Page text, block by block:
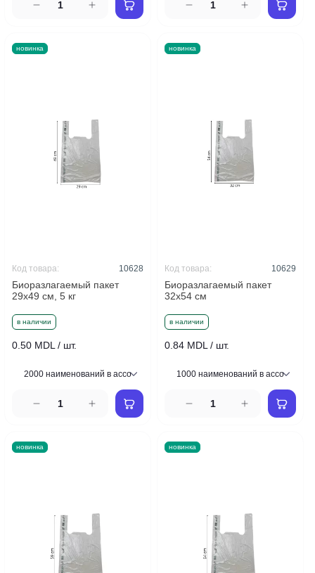
новинка
в наличии
Биоразлагаемый пакет
29x49 см, 5 кг
Код товара: 10628
0.50 MDL / шт.
новинка
в наличии
Биоразлагаемый пакет
32x54 см
Код товара: 10629
0.84 MDL / шт.
новинка новинка